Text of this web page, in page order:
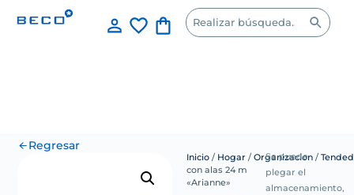
Regresar
Inicio / Hogar /Organizacion /
con alas 24 m
«Arianne»
Se puede
plegar el
almacenamiento,